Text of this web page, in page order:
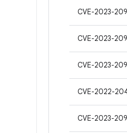
CVE-2023-
CVE-2023-
CVE-2023-
CVE-2022-
CVE-2023-